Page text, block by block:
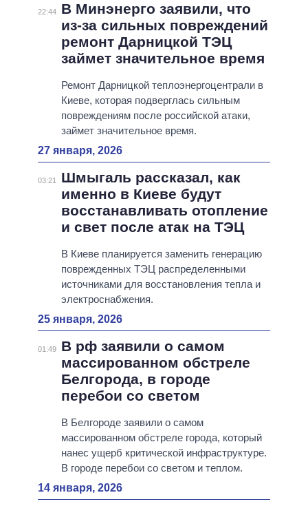
22:44
В Минэнерго заявили, что
из-за сильных повреждений
ремонт Дарницкой ТЭЦ
займет значительное время
Ремонт Дарницкой теплоэнергоцентрали в
Киеве, которая подверглась сильным
повреждениям после российской атаки,
займет значительное время.
27 января, 2026
03:21
Шмыгаль рассказал, как
именно в Киеве будут
восстанавливать отопление
и свет после атак на ТЭЦ
В Киеве планируется заменить генерацию
поврежденных ТЭЦ распределенными
источниками для восстановления тепла и
электроснабжения.
25 января, 2026
01:49
В рф заявили о самом
массированном обстреле
Белгорода, в городе
перебои со светом
В Белгороде заявили о самом
массированном обстреле города, который
нанес ущерб критической инфраструктуре.
В городе перебои со светом и теплом.
14 января, 2026